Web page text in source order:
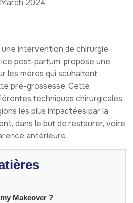
2024
une intervention de chirurgie
post-partum, propose une
les mères qui souhaitent
pré-grossesse. Cette
techniques chirurgicales
les plus impactées par la
dans le but de restaurer, voire
antérieure.
Makeover ?